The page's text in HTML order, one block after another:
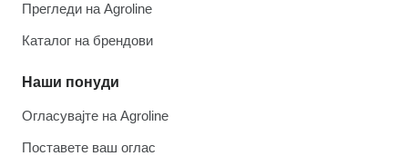
Прегледи на Agroline
Каталог на брендови
Наши понуди
Огласувајте на Agroline
Поставете ваш оглас